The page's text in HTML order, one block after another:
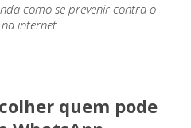
como se prevenir contra o
internet.
quem pode